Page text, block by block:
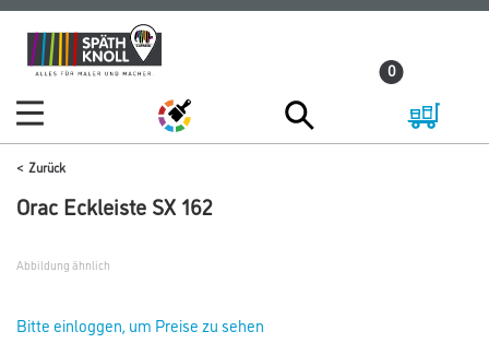
Zum
Inhalt
Zum
Navigationsmenü
0
Zurück
Orac Eckleiste SX 162
Abbildung ähnlich
Bitte einloggen, um Preise zu sehen